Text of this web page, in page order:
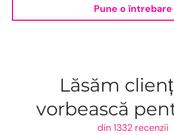
Pune o întrebare
Lăsăm
vorbească
din 1332 recenzii